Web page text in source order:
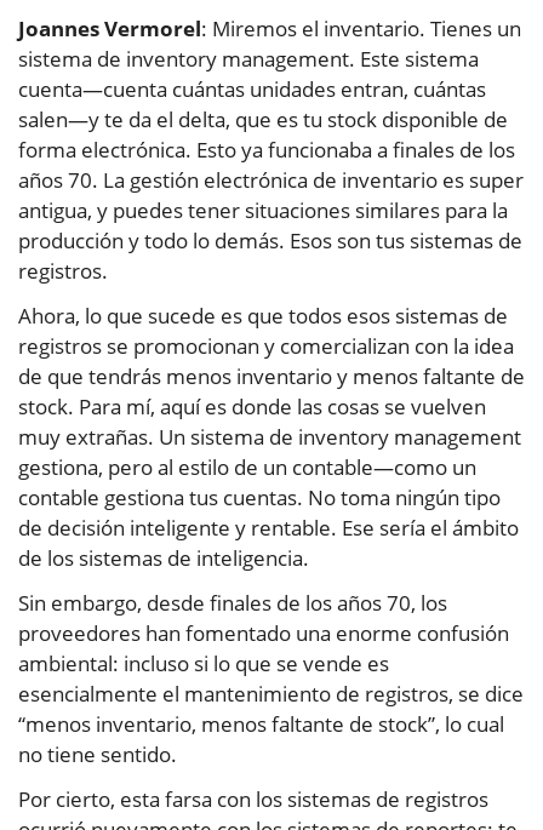
Joannes Vermorel: Miremos el inventario. Tienes un
sistema de inventory management. Este sistema
cuenta—cuenta cuántas unidades entran, cuántas
salen—y te da el delta, que es tu stock disponible de
forma electrónica. Esto ya funcionaba a finales de los
años 70. La gestión electrónica de inventario es super
antigua, y puedes tener situaciones similares para la
producción y todo lo demás. Esos son tus sistemas de
registros.
Ahora, lo que sucede es que todos esos sistemas de
registros se promocionan y comercializan con la idea
de que tendrás menos inventario y menos faltante de
stock. Para mí, aquí es donde las cosas se vuelven
muy extrañas. Un sistema de inventory management
gestiona, pero al estilo de un contable—como un
contable gestiona tus cuentas. No toma ningún tipo
de decisión inteligente y rentable. Ese sería el ámbito
de los sistemas de inteligencia.
Sin embargo, desde finales de los años 70, los
proveedores han fomentado una enorme confusión
ambiental: incluso si lo que se vende es
esencialmente el mantenimiento de registros, se dice
“menos inventario, menos faltante de stock”, lo cual
no tiene sentido.
Por cierto, esta farsa con los sistemas de registros